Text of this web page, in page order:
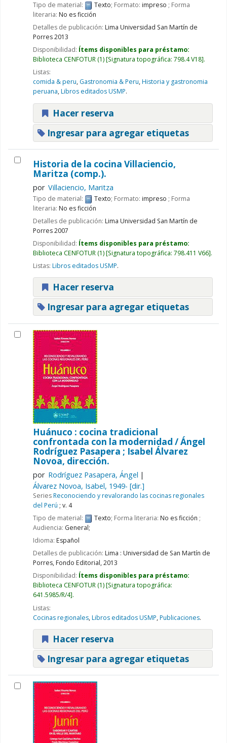
Tipo de material: Texto; Formato: impreso ; Forma
literaria: No es ficción
Detalles de publicación: Lima Universidad San Martín de
Porres2013
Disponibilidad: Ítems disponibles para préstamo:
Biblioteca CENFOTUR (1) Signatura topográfica: 798.4 V18 .
Listas:
comida & peru, Gastronomia & Peru,Historia y gastronomia
peruana,Libros editados USMP.
Hacer reserva
Ingresar para agregar etiquetas
Historia de la cocina Villaciencio,
Maritza (comp.).
por Villaciencio, Maritza
Tipo de material: Texto; Formato: impreso ; Forma
literaria: No es ficción
Detalles de publicación: Lima Universidad San Martín de
Porres2007
Disponibilidad: Ítems disponibles para préstamo:
Biblioteca CENFOTUR (1) Signatura topográfica: 798.411 V66 .
Listas: Libros editados USMP.
Hacer reserva
Ingresar para agregar etiquetas
Huánuco : cocina tradicional
confrontada con la modernidad /Ángel
Rodríguez Pasapera ; Isabel Álvarez
Novoa, dirección.
por Rodríguez Pasapera, Ángel
Álvarez Novoa, Isabel, 1949- [dir.]
SeriesReconociendo y revalorando las cocinas regionales
del Perú ; v. 4
Tipo de material:
Texto; Forma literaria: No es ficción ;
Audiencia: General;
Idioma: Español
Detalles de publicación: Lima : Universidad de San Martín de
Porres, Fondo Editorial,2013
Disponibilidad: Ítems disponibles para préstamo:
Biblioteca CENFOTUR (1) Signatura topográfica:
641.5985/R/4 .
Listas:
Cocinas regionales,Libros editados USMP,Publicaciones.
Hacer reserva
Ingresar para agregar etiquetas